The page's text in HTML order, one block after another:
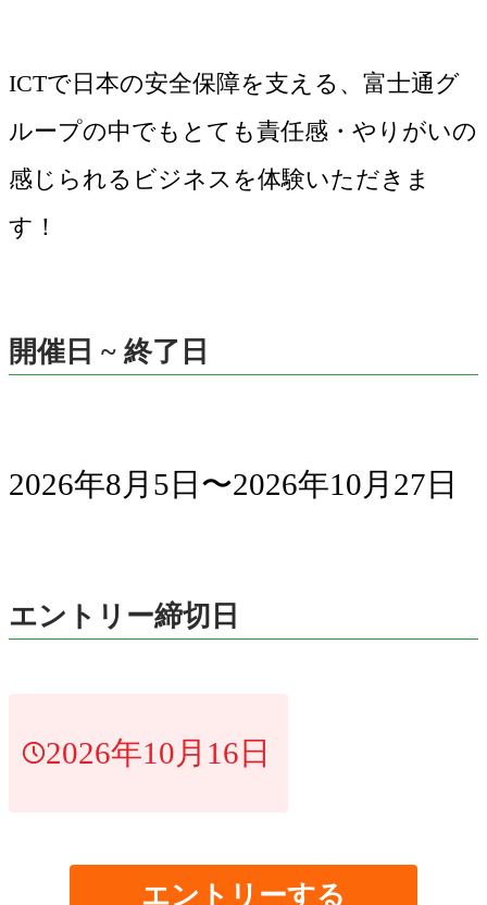
ICTで日本の安全保障を支える、富士通グ
ループの中でもとても責任感・やりがいの
感じられるビジネスを体験いただきま
す！
開催日 ~ 終了日
2026年8月5日〜2026年10月27日
エントリー締切日
2026年10月16日
エントリーする